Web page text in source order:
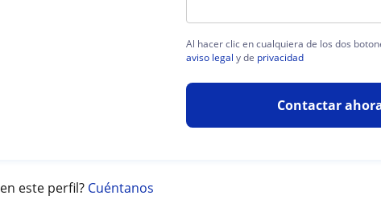
Al hacer clic en cualquiera de los dos
aviso legal y de privacidad
Contactar
este perfil? Cuéntanos